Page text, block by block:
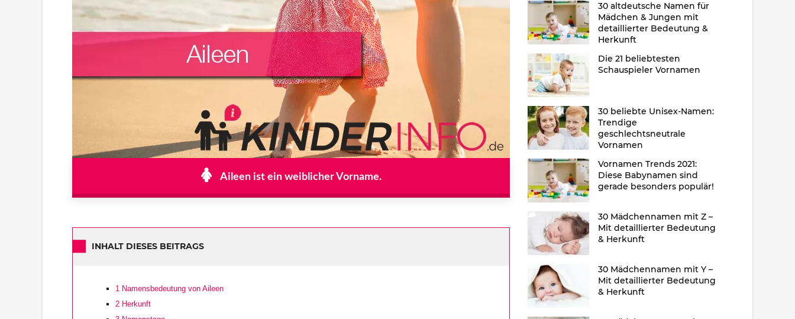
Aileen ist ein weiblicher Vorname.
INHALT DIESES BEITRAGS
1 Namensbedeutung von Aileen
2 Herkunft
30 altdeutsche Namen für
Mädchen & Jungen mit
detaillierter Bedeutung &
Herkunft
Die 21 beliebtesten
Schauspieler Vornamen
30 beliebte Unisex-Namen:
Trendige
geschlechtsneutrale
Vornamen
Vornamen Trends 2021:
Diese Babynamen sind
gerade besonders populär!
30 Mädchennamen mit Z –
Mit detaillierter Bedeutung
& Herkunft
30 Mädchennamen mit Y –
Mit detaillierter Bedeutung
& Herkunft